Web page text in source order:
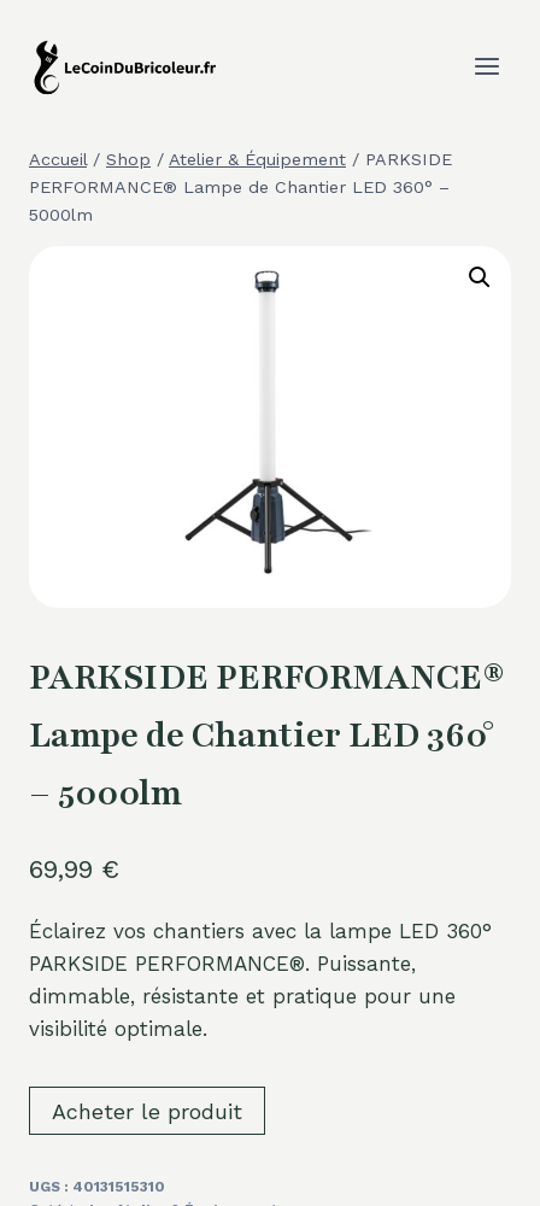
contenu
Accueil / Shop / Atelier & Équipement / PARKSIDE
PERFORMANCE® Lampe de Chantier LED 360° –
5000lm
PARKSIDE PERFORMANCE®
Lampe de Chantier LED 360°
– 5000lm
69,99 €
Éclairez vos chantiers avec la lampe LED 360°
PARKSIDE PERFORMANCE®. Puissante,
dimmable, résistante et pratique pour une
visibilité optimale.
Acheter le produit
UGS : 40131515310